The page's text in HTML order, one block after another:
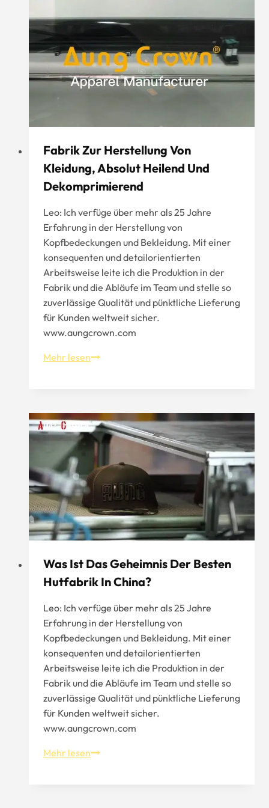
und
Service)
Fabrik Zur Herstellung Von
Kleidung, Absolut Heilend Und
Dekomprimierend
Leo: Ich verfüge über mehr als 25 Jahre
Erfahrung in der Herstellung von
Kopfbedeckungen und Bekleidung. Mit einer
konsequenten und detailorientierten
Arbeitsweise leite ich die Produktion in der
Fabrik und die Abläufe im Team und stelle so
zuverlässige Qualität und pünktliche Lieferung
für Kunden weltweit sicher.
www.aungcrown.com
Mehr lesenFabrik
Kleidung,
absolut
heilend
dekomprimierend
Was Ist Das Geheimnis Der Besten
Hutfabrik In China?
Leo: Ich verfüge über mehr als 25 Jahre
Erfahrung in der Herstellung von
Kopfbedeckungen und Bekleidung. Mit einer
konsequenten und detailorientierten
Arbeitsweise leite ich die Produktion in der
Fabrik und die Abläufe im Team und stelle so
zuverlässige Qualität und pünktliche Lieferung
für Kunden weltweit sicher.
www.aungcrown.com
Mehr lesenWas